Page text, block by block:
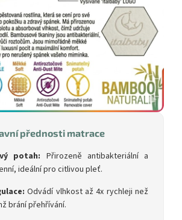
přednosti matrace
potah: Přirozeně antibakteriální a
ideální pro citlivou pleť.
Odvádí vlhkost až 4x rychleji než
brání přehřívání.